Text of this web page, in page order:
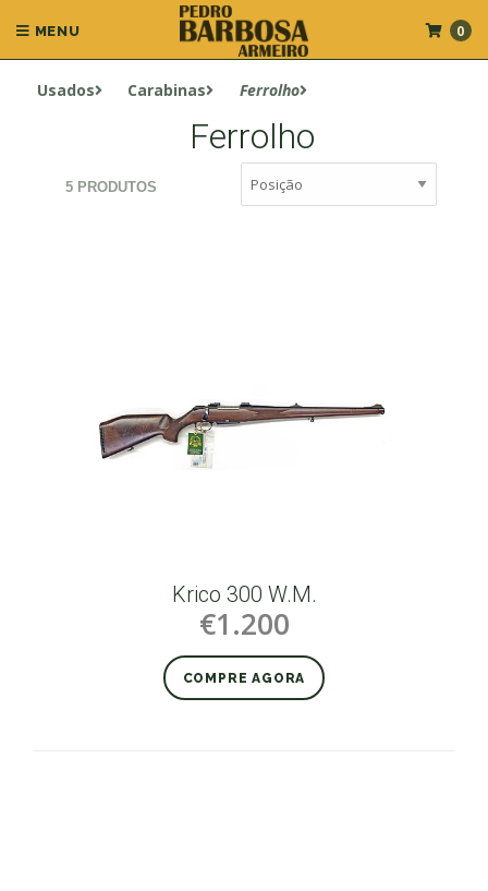
MENU 0
Usados Carabinas Ferrolho
Ferrolho
5 PRODUTOS
Krico 300 W.M.
€1.200
COMPRE AGORA